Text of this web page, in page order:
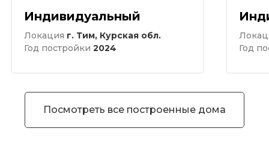
Индивидуальный
Локация г. Тим, Курская обл.
Год постройки 2024
Год
Посмотреть все построенные дома